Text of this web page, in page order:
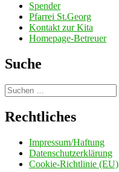
Spender
Pfarrei St.Georg
Kontakt zur Kita
Homepage-Betreuer
Suche
Suchen
nach:
Rechtliches
Impressum/Haftung
Datenschutzerklärung
Cookie-Richtlinie (EU)